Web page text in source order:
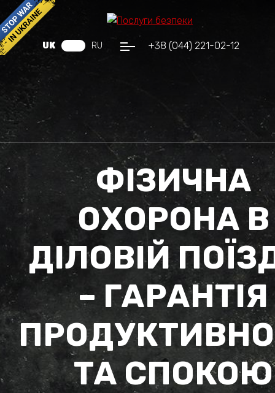
+38 (044) 221-02-12
UK RU
ФІЗИЧНА
ОХОРОНА В
ДІЛОВІЙ
– ГАРАНТІЯ
ТА СПОКОЮ